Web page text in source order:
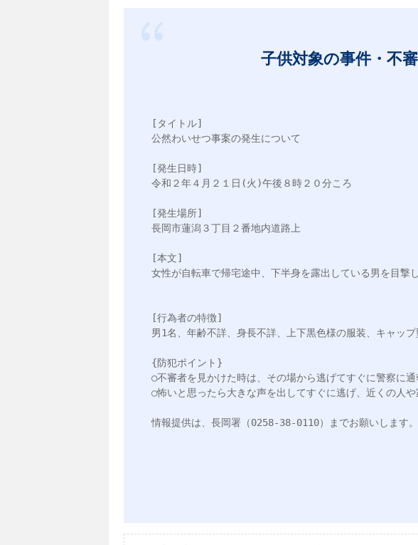
子供対象の事件・不
[タイトル]
公然わいせつ事案の発生について
[発生日時]
令和２年４月２１日(火)午後８時２０分ころ
[発生場所]
長岡市蓮潟３丁目２番地内道路上
[本文]
女性が自転車で帰宅途中、下半身を露出している男を目撃
[行為者の特徴]
男1名、年齢不詳、身長不詳、上下黒色様の服装、キャップ
{防犯ポイント}
○不審者を見かけた時は、その場から逃げてすぐに警察に通
○怖いと思ったら大きな声を出してすぐに逃げ、近くの人や
情報提供は、長岡署（0258-38-0110）までお願いします。